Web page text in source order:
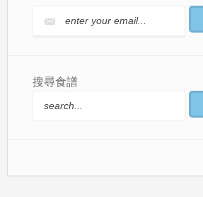
搜尋食譜